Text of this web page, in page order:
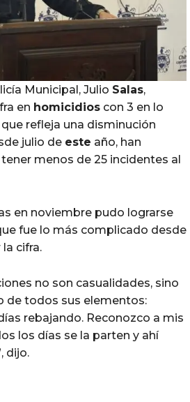
Municipal, Julio Salas,
en homicidios con 3 en lo
refleja una disminución
julio de este año, han
menos de 25 incidentes al
en noviembre pudo lograrse
fue lo más complicado desde
cifra.
no son casualidades, sino
de todos sus elementos:
rebajando. Reconozco a mis
los días se la parten y ahí
dijo.